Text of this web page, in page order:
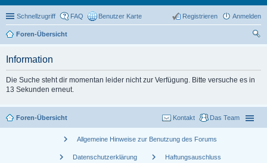
Schnellzugriff FAQ Benutzer Karte Anmelden
Registrieren
Foren-Übersicht
Information
Die Suche steht dir momentan leider nicht zur Verfügung. Bitte versuche es in
13 Sekunden erneut.
Foren-Übersicht Das Team
Kontakt
chevron_right Allgemeine Hinweise zur Benutzung des Forums
chevron_right Datenschutzerklärung chevron_right Haftungsauschluss